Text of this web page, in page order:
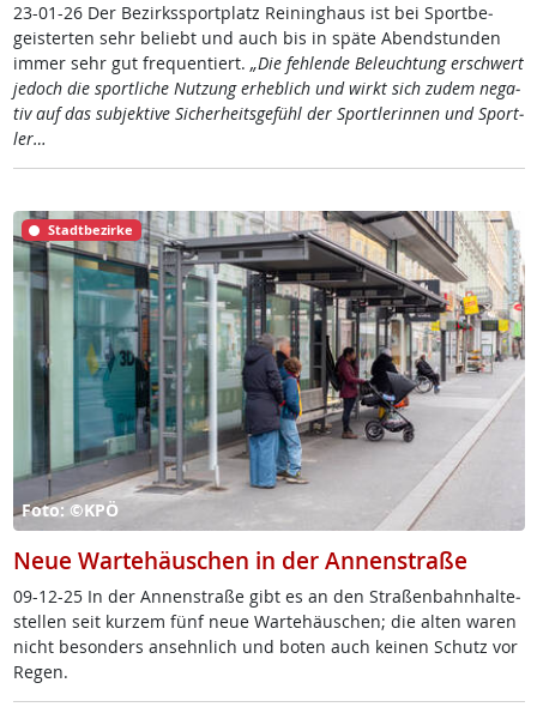
23-01-26 Der Be­zirkss­port­platz Rei­ning­haus ist bei Sport­be­
geis­ter­ten sehr be­liebt und auch bis in spä­te Abend­stun­den
im­mer sehr gut fre­qu­en­tiert. „Die feh­len­de Be­leuch­tung er­schwert
je­doch die sport­li­che Nut­zung er­heb­lich und wirkt sich zu­dem ne­ga­
tiv auf das sub­jek­ti­ve Si­cher­heits­ge­fühl der Sport­le­rin­nen und Sport­
ler…
Stadtbezirke
Foto: ©KPÖ
Neue Wartehäuschen in der Annenstraße
09-12-25 In der An­nen­stra­ße gibt es an den Stra­ßen­bahn­hal­te­
s­tel­len seit kur­zem fünf neue Warte­häu­schen; die al­ten wa­ren
nicht be­son­ders an­sehn­lich und bo­ten auch kei­nen Schutz vor
Re­gen.